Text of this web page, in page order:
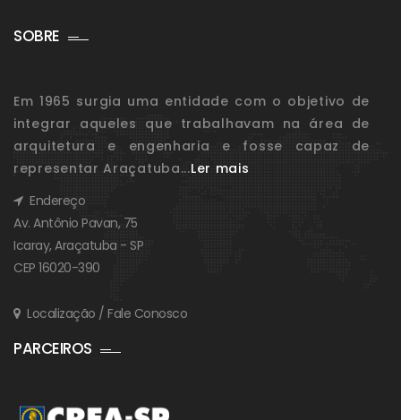
SOBRE
Em 1965 surgia uma entidade com o objetivo de
integrar aqueles que trabalhavam na área de
arquitetura e engenharia e fosse capaz de
representar Araçatuba...Ler mais
Endereço
Av. Antônio Pavan, 75
Icaray, Araçatuba - SP
CEP 16020-390
Localização / Fale Conosco
PARCEIROS